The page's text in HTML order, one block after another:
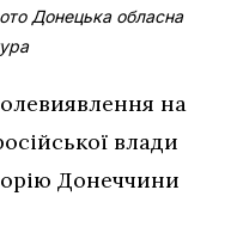
Донецька обласна
на
влади
Донеччини